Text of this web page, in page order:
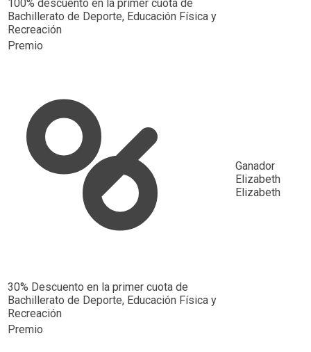
100% descuento en la primer cuota de
Bachillerato de Deporte, Educación Física y
Recreación
Premio
30% Descuento en la primer cuota de
Bachillerato de Deporte, Educación Física y
Recreación
Ganador
Elizabeth
Elizabeth
Premio